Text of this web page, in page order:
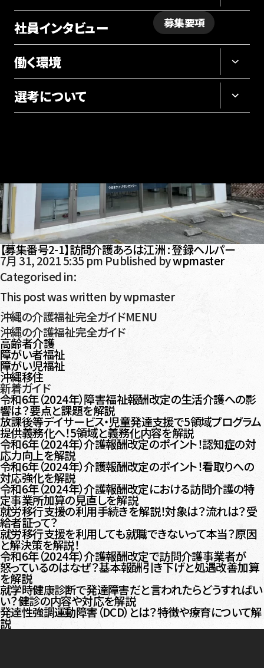
採用サイト
社員インタビュー
働く環境
選考について
募集要項
【募集番号2-1】訪問介護あろは江洲 : 登録ヘルパー
7月 31, 2021 5:35 pmPublished bywpmaster
Categorised in:
This post was written by wpmaster
沖縄の介護福祉完全ガイドMENU
沖縄の介護福祉完全ガイド
高齢者介護
障がい者福祉
障がい児福祉
沖縄移住
新着ガイド
令和6年（2024年）障害福祉報酬改定の生活介護への影
響は？要点と課題を解説
放課後等デイサービス・児童発達支援で5領域プログラム
提供義務化へ！5領域と義務化内容を解説
令和6年（2024年）介護報酬改定のポイント！認知症の対
応力向上を解説
令和6年（2024年）介護報酬改定のポイント！看取りへの
対応強化を解説
令和6年（2024年）介護報酬改定における訪問介護の特
定事業所加算の見直しを解説
就労移行支援の利用手続きを解説！対象は？流れは？受
給者証って？
就労移行支援を利用しても就職できないって本当？原因
と解決策を解説！
令和6年（2024年）介護報酬改定で訪問介護事業者が
怒っているのはなぜ？基本報酬引き下げと処遇改善加算
を解説
就学時健康診断で発達障害だと言われたらどうすればい
い？健診の内容や対応を解説
発達性強調運動障害（DCD）とは？特徴や療育について解
説